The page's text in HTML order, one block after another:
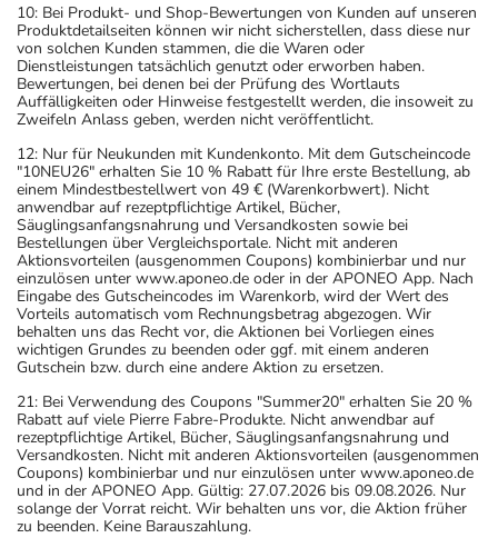
10: Bei Produkt- und Shop-Bewertungen von Kunden auf unseren
Produktdetailseiten können wir nicht sicherstellen, dass diese nur
von solchen Kunden stammen, die die Waren oder
Dienstleistungen tatsächlich genutzt oder erworben haben.
Bewertungen, bei denen bei der Prüfung des Wortlauts
Auffälligkeiten oder Hinweise festgestellt werden, die insoweit zu
Zweifeln Anlass geben, werden nicht veröffentlicht.
12: Nur für Neukunden mit Kundenkonto. Mit dem Gutscheincode
"10NEU26" erhalten Sie 10 % Rabatt für Ihre erste Bestellung, ab
einem Mindestbestellwert von 49 € (Warenkorbwert). Nicht
anwendbar auf rezeptpflichtige Artikel, Bücher,
Säuglingsanfangsnahrung und Versandkosten sowie bei
Bestellungen über Vergleichsportale. Nicht mit anderen
Aktionsvorteilen (ausgenommen Coupons) kombinierbar und nur
einzulösen unter www.aponeo.de oder in der APONEO App. Nach
Eingabe des Gutscheincodes im Warenkorb, wird der Wert des
Vorteils automatisch vom Rechnungsbetrag abgezogen. Wir
behalten uns das Recht vor, die Aktionen bei Vorliegen eines
wichtigen Grundes zu beenden oder ggf. mit einem anderen
Gutschein bzw. durch eine andere Aktion zu ersetzen.
21: Bei Verwendung des Coupons "Summer20" erhalten Sie 20 %
Rabatt auf viele Pierre Fabre-Produkte. Nicht anwendbar auf
rezeptpflichtige Artikel, Bücher, Säuglingsanfangsnahrung und
Versandkosten. Nicht mit anderen Aktionsvorteilen (ausgenommen
Coupons) kombinierbar und nur einzulösen unter www.aponeo.de
und in der APONEO App. Gültig: 27.07.2026 bis 09.08.2026. Nur
solange der Vorrat reicht. Wir behalten uns vor, die Aktion früher
zu beenden. Keine Barauszahlung.